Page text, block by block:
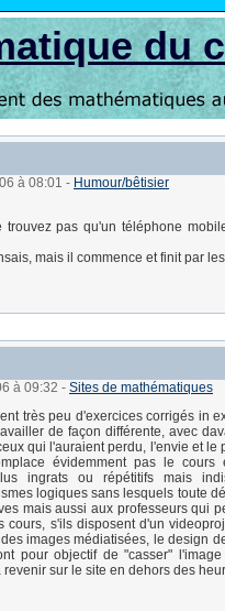
du
à 08:01 - Humour/bêtisier
trouvez pas qu'un téléphone
mais il commence et finit par
à 09:32 - Sites de mathématiques
très peu d'exercices corrigés in
de façon différente, avec
qui l'auraient perdu, l'envie et le
évidemment pas le
ingrats ou répétitifs mais
logiques sans lesquels toute
mais aussi aux professeurs qui
s'ils disposent d'un
images médiatisées, le design
pour objectif de "casser"
sur le site en dehors des